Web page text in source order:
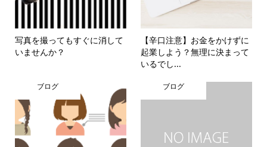
写真を撮ってもすぐに消して
いませんか？
【辛口注意】お金をかけずに
起業しよう？無理に決まって
いるでし...
ブログ ブログ